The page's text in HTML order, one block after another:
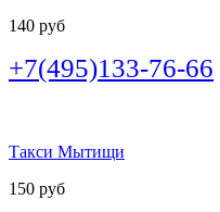
140 руб
+7(495)133-76-66
Такси Мытищи
150 руб